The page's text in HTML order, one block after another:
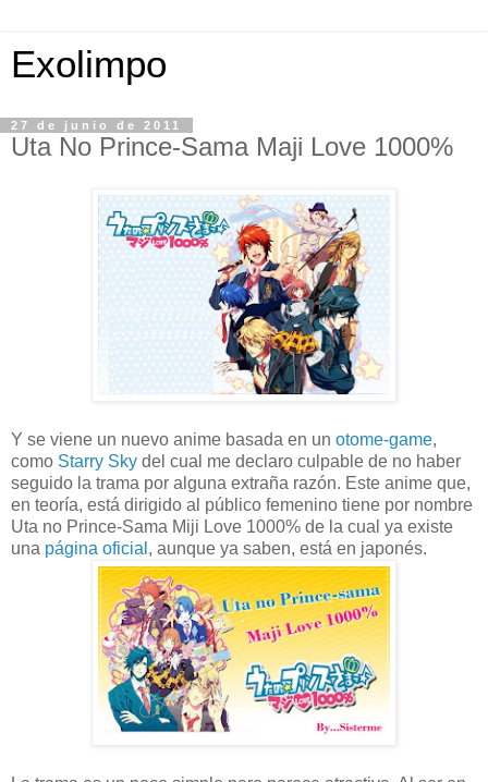
Exolimpo
27 de junio de 2011
Uta No Prince-Sama Maji Love 1000%
Y se viene un nuevo anime basada en un otome-game,
como Starry Sky del cual me declaro culpable de no haber
seguido la trama por alguna extraña razón. Este anime que,
en teoría, está dirigido al público femenino tiene por nombre
Uta no Prince-Sama Miji Love 1000% de la cual ya existe
una página oficial , aunque ya saben, está en japonés.